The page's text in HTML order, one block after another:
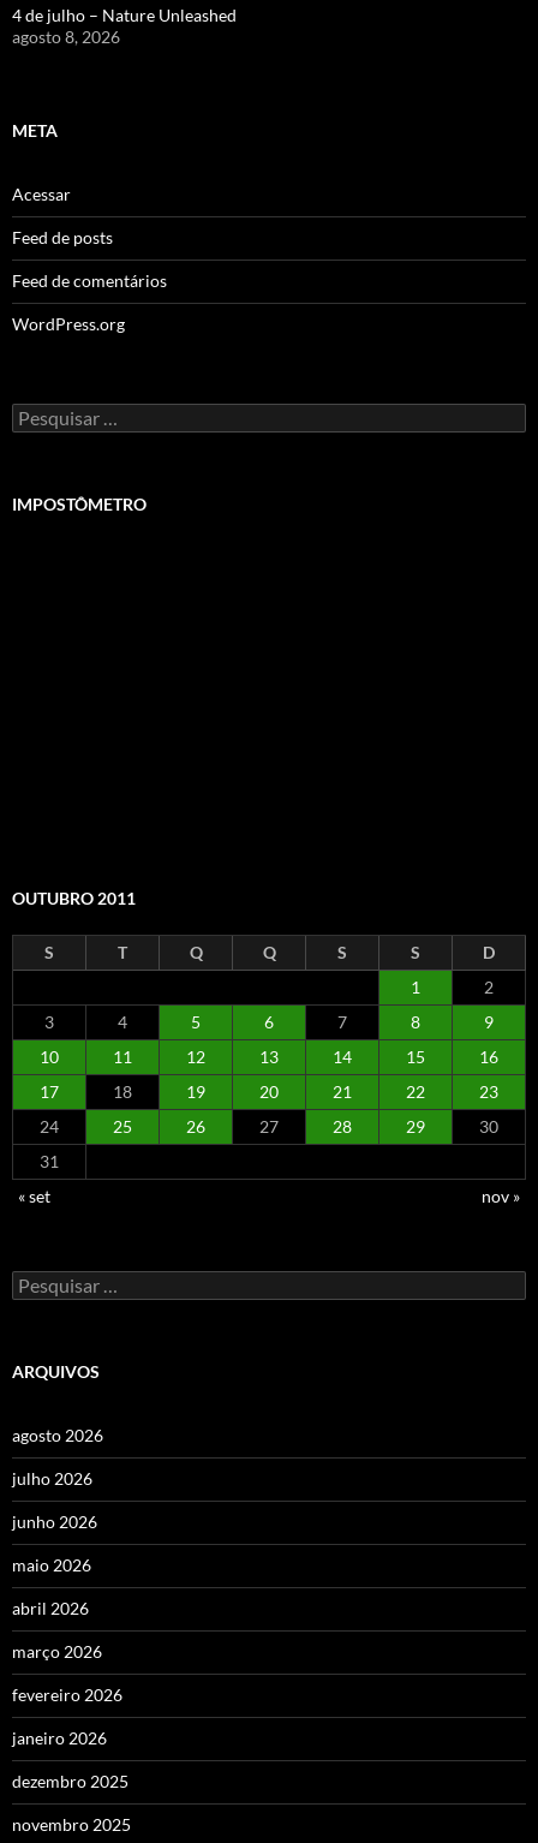
4 de julho – Nature Unleashed
agosto 8, 2026
META
Acessar
Feed de posts
Feed de comentários
WordPress.org
Pesquisar
por:
IMPOSTÔMETRO
OUTUBRO 2011
S T Q Q S S
D
1
2
3
4 5 6 7 8
9
10
11 12 13 14 15
16
17
18 19 20 21 22
23
24
25 26 27 28 29
30
31
« set
nov »
Pesquisar
por:
ARQUIVOS
agosto 2026
julho 2026
junho 2026
maio 2026
abril 2026
março 2026
fevereiro 2026
janeiro 2026
dezembro 2025
novembro 2025